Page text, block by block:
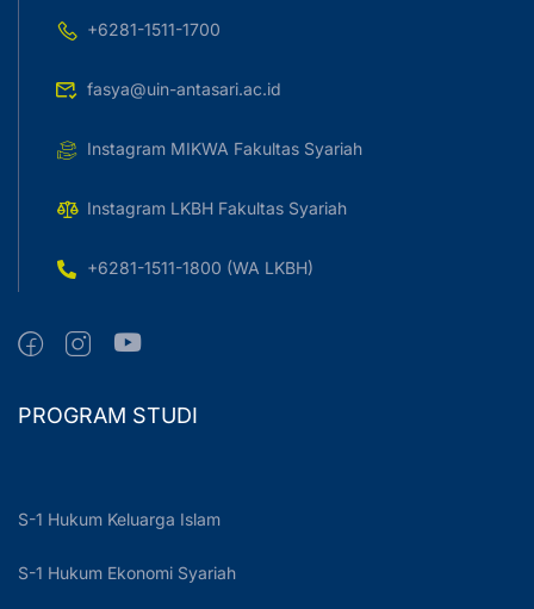
+6281-1511-1700
fasya@uin-antasari.ac.id
Instagram MIKWA Fakultas Syariah
Instagram LKBH Fakultas Syariah
+6281-1511-1800 (WA LKBH)
PROGRAM STUDI
S-1 Hukum Keluarga Islam
S-1 Hukum Ekonomi Syariah